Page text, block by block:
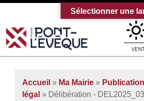
Bienvenue sur
Accueil » Ma Mairie »
légal » Délibération -
Sélectionner une